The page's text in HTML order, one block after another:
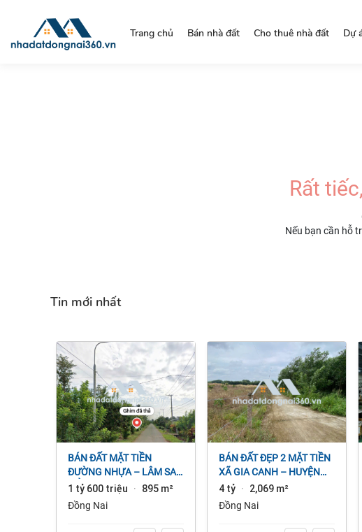
Trang chủ Bán nhà đất Cho thuê nhà đất Dự
Rất
Nếu bạn cần hỗ
Tin mới nhất
BÁN ĐẤT MẶT TIỀN
ĐƯỜNG NHỰA – LÂM SAN
CẨM MỸ, ĐỒNG NAI.
1 tỷ 600 triệu · 895 m²
Đồng Nai
BÁN ĐẤT ĐẸP 2 MẶT TIỀN
XÃ GIA CANH – HUYỆN
ĐỊNH QUÁN – ĐỒNG NAI
dt 2.069m² 4 tỷ
4 tỷ · 2,069 m²
Đồng Nai